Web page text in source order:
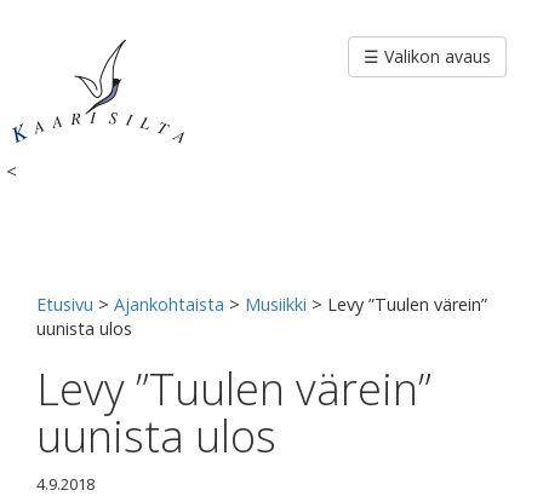
<
☰ Valikon avaus
Etusivu > Ajankohtaista > Musiikki > Levy ”Tuulen värein”
uunista ulos
Levy ”Tuulen värein”
uunista ulos
4.9.2018